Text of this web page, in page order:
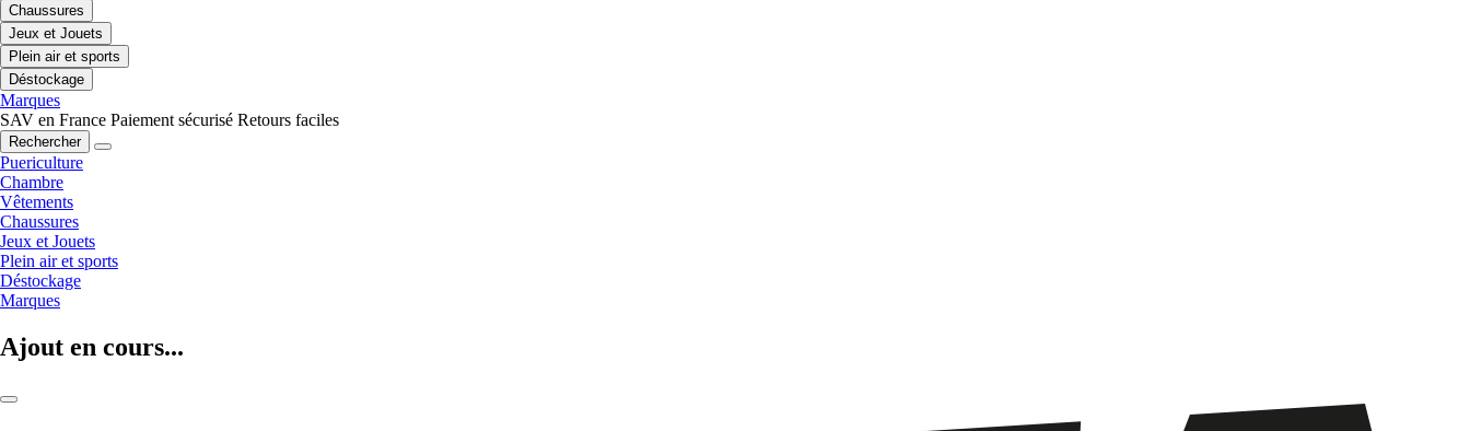
Chaussures
Jeux et Jouets
Plein air et sports
Déstockage
Marques
SAV en France Paiement sécurisé Retours faciles
Rechercher
Puericulture
Chambre
Vêtements
Chaussures
Jeux et Jouets
Plein air et sports
Déstockage
Marques
Ajout en cours...